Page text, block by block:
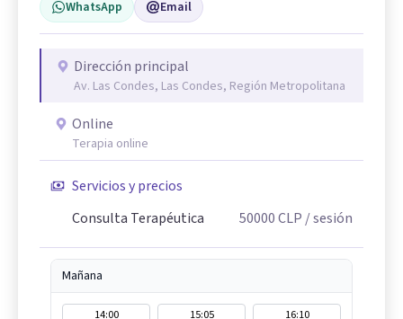
WhatsApp Email
Dirección principal
Av. Las Condes, Las Condes, Región Metropolitana
Online
Terapia online
Servicios y precios
Consulta Terapéutica
50000CLP / sesión
Mañana
14:00 15:05
16:10